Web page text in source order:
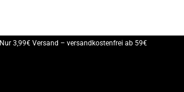
Nur 3,99€ Versand – versandkostenfrei ab 59€